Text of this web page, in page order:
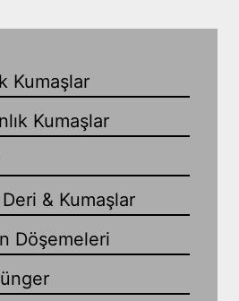
Kumaşlar
Kumaşlar
& Kumaşlar
Döşemeleri